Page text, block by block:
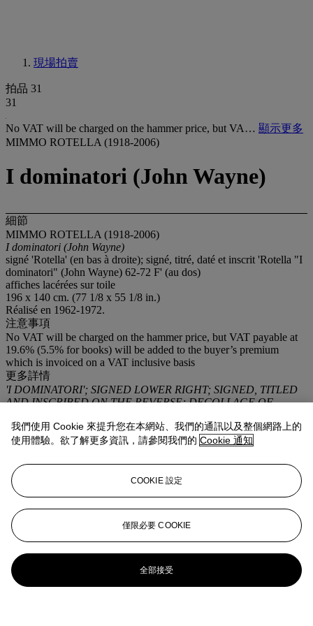
現場拍賣
拍品 31
31
No VAT will be charged on the hammer price, but VA… 顯示更多
MIMMO ROTELLA (1918-2006)
I dominatori (John Wayne)
細節
MIMMO ROTELLA (1918-2006)
I dominatori (John Wayne)
signé 'Rotella' (en bas à droite); signé, titré, daté et inscrit 'Rotella "I
dominatori" (John Wayne) 62-72 F' (au dos)
affiches lacérées sur toile
196 x 140 cm. (77 1/8 x 55 1/8 in.)
Réalisé en 1962-1972.
注意事項
No VAT will be charged on the hammer price, but VAT payable at
19.6% (5.5% for books) will be added to the buyer’s premium
which is invoiced on a VAT inclusive basis
更多詳情
'I DOMINATORI'; SIGNED LOWER RIGHT; SIGNED, TITLED
AND INSCRIBED ON THE REVERSE; DECOLLAGE OF
拍品專文
Cette oeuvre est référencée à la Fondation Mimmo Rotella qui en a
confirmé l'authenticité.
我們使用 Cookie 來提升您在本網站、我們的通訊以及整個網路上的
使用體驗。欲了解更多資訊，請參閱我們的 Cookie 通知
COOKIE 設定
僅限必要 COOKIE
全部接受